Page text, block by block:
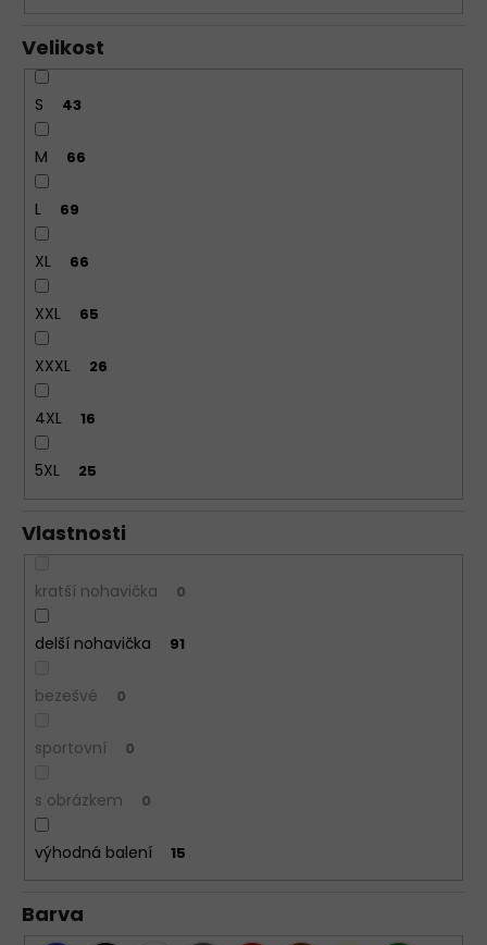
Velikost
S 43
M 66
L 69
XL 66
XXL 65
XXXL 26
4XL 16
5XL 25
Vlastnosti
kratší nohavička 0
delší nohavička 91
bezešvé 0
sportovní 0
s obrázkem 0
výhodná balení 15
Barva
KALHOTKY
LOVELYGIRL
6651
155
Kč